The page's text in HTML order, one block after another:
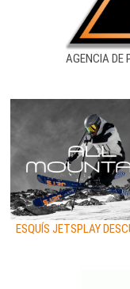
AGENCIA DE
ESQUÍS JETSPLAY